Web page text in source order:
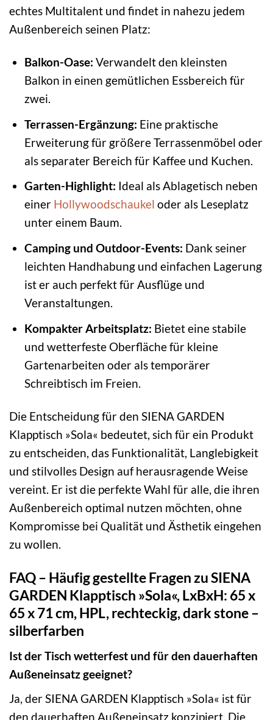
echtes Multitalent und findet in nahezu jedem
Außenbereich seinen Platz:
Balkon-Oase: Verwandelt den kleinsten
Balkon in einen gemütlichen Essbereich für
zwei.
Terrassen-Ergänzung: Eine praktische
Erweiterung für größere Terrassenmöbel oder
als separater Bereich für Kaffee und Kuchen.
Garten-Highlight: Ideal als Ablagetisch neben
einer Hollywoodschaukel oder als Leseplatz
unter einem Baum.
Camping und Outdoor-Events: Dank seiner
leichten Handhabung und einfachen Lagerung
ist er auch perfekt für Ausflüge und
Veranstaltungen.
Kompakter Arbeitsplatz: Bietet eine stabile
und wetterfeste Oberfläche für kleine
Gartenarbeiten oder als temporärer
Schreibtisch im Freien.
Die Entscheidung für den SIENA GARDEN
Klapptisch »Sola« bedeutet, sich für ein Produkt
zu entscheiden, das Funktionalität, Langlebigkeit
und stilvolles Design auf herausragende Weise
vereint. Er ist die perfekte Wahl für alle, die ihren
Außenbereich optimal nutzen möchten, ohne
Kompromisse bei Qualität und Ästhetik eingehen
zu wollen.
FAQ – Häufig gestellte Fragen zu SIENA
GARDEN Klapptisch »Sola«, LxBxH: 65 x
65 x 71 cm, HPL, rechteckig, dark stone –
silberfarben
Ist der Tisch wetterfest und für den dauerhaften
Außeneinsatz geeignet?
Ja, der SIENA GARDEN Klapptisch »Sola« ist für
den dauerhaften Außeneinsatz konzipiert. Die